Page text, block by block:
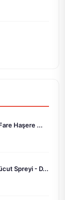
Haşere ...
Spreyi - D...